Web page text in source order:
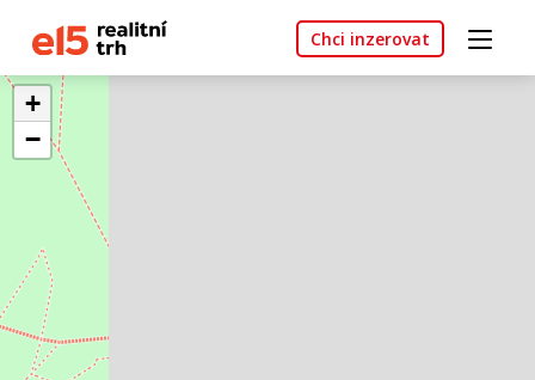
Chci inzerovat
+
−